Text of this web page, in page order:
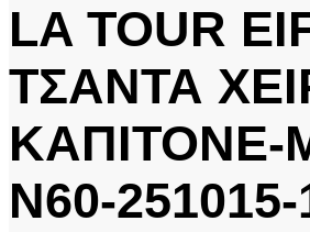
LA TOUR
ΤΣΑΝΤΑ
ΚΑΠΙΤΟΝΕ-
N60-251015-